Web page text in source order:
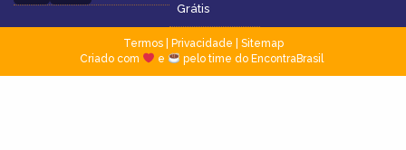
Grátis
Termos| Privacidade
Sitemap
Criado com
e pelo time do EncontraBrasil